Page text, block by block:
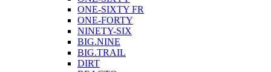
ONE-SIXTY FR
ONE-FORTY
NINETY-SIX
BIG.NINE
BIG.TRAIL
DIRT